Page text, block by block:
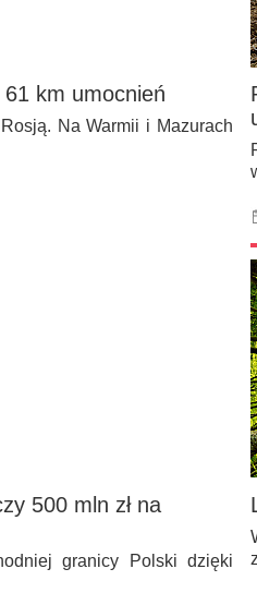
km umocnień
Na Warmii i Mazurach
500 mln zł na
granicy Polski dzięki